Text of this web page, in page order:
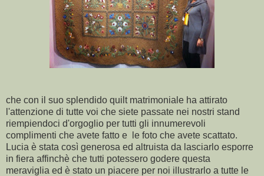
che con il suo splendido quilt matrimoniale ha attirato
l'attenzione di tutte voi che siete passate nei nostri stand
riempiendoci d'orgoglio per tutti gli innumerevoli
complimenti che avete fatto e le foto che avete scattato.
Lucia è stata così generosa ed altruista da lasciarlo esporre
in fiera affinchè che tutti potessero godere questa
meraviglia ed è stato un piacere per noi illustrarlo a tutte le